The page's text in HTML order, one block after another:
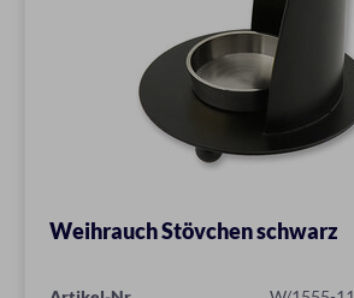
Weihrauch Stövchen schwarz